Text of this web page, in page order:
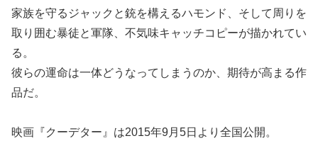
家族を守るジャックと銃を構えるハモンド、そして周りを
取り囲む暴徒と軍隊、不気味キャッチコピーが描かれてい
る。
彼らの運命は一体どうなってしまうのか、期待が高まる作
品だ。
映画『クーデター』は2015年9月5日より全国公開。